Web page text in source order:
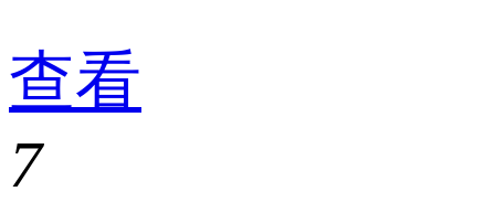
查看
7